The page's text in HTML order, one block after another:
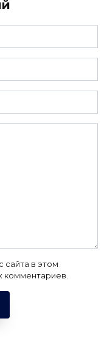
сайта в этом
комментариев.